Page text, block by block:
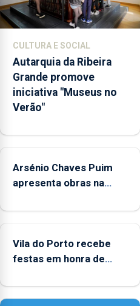
e
núcleos
integrados
na
Rede
Municipal
de
aos
durante
o
de
entre
as
e
as
CULTURA E SOCIAL
Autarquia da Ribeira
Grande promove
iniciativa "Museus no
Verão"
Arsénio Chaves Puim
apresenta obras na
Porto
Vila do Porto recebe
festas em honra de
Assunção